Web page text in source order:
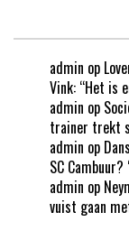
admin op
Vink: “Het is
admin op
trainer trekt
admin op
SC
admin op
vuist gaan